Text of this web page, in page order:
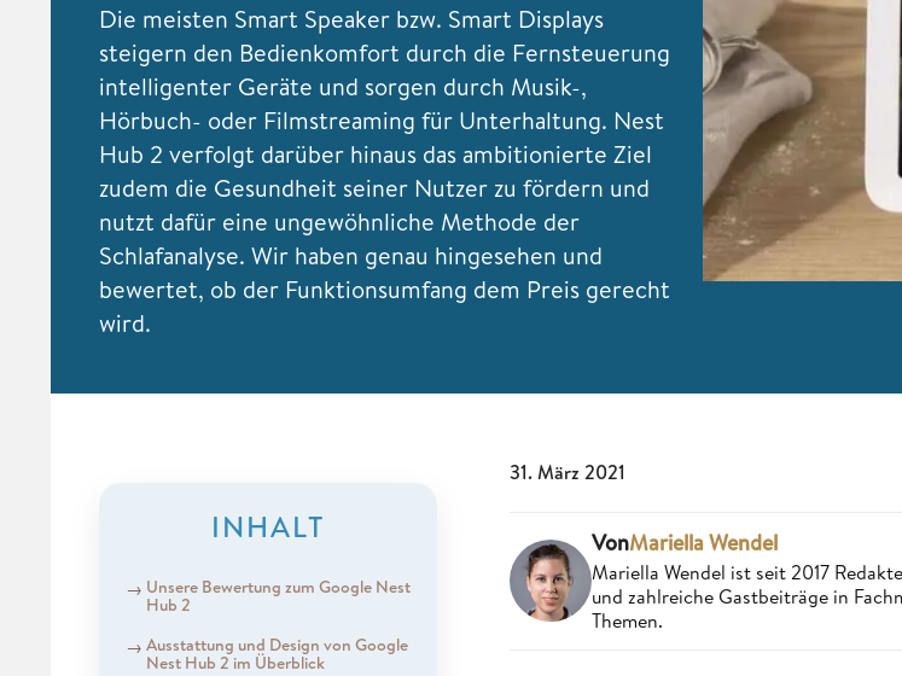
Die meisten Smart Speaker bzw. Smart Displays
steigern den Bedienkomfort durch die Fernsteuerung
intelligenter Geräte und sorgen durch Musik-,
Hörbuch- oder Filmstreaming für Unterhaltung. Nest
Hub 2 verfolgt darüber hinaus das ambitionierte Ziel
zudem die Gesundheit seiner Nutzer zu fördern und
nutzt dafür eine ungewöhnliche Methode der
Schlafanalyse. Wir haben genau hingesehen und
bewertet, ob der Funktionsumfang dem Preis gerecht
wird.
INHALT
Unsere Bewertung zum Google Nest
Hub 2
Ausstattung und Design von Google
Nest Hub 2 im Überblick
31. März 2021
VonMariella Wendel
Mariella Wendel ist seit 2017
und zahlreiche Gastbeiträge in
Themen.